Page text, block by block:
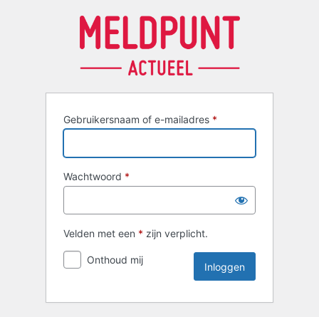
Gebruikersnaam of e-mailadres *
Wachtwoord *
Velden met een * zijn verplicht.
Onthoud mij